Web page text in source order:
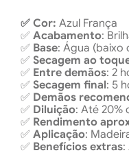
✅ Cor: Azul França
✅ Acabamento:
✅ Base: Água (baixo
✅ Secagem ao
✅ Entre demãos: 2
✅ Secagem final: 5
✅ Demãos
✅ Diluição: Até 20%
✅ Rendimento
✅ Aplicação:
✅ Benefícios extras: